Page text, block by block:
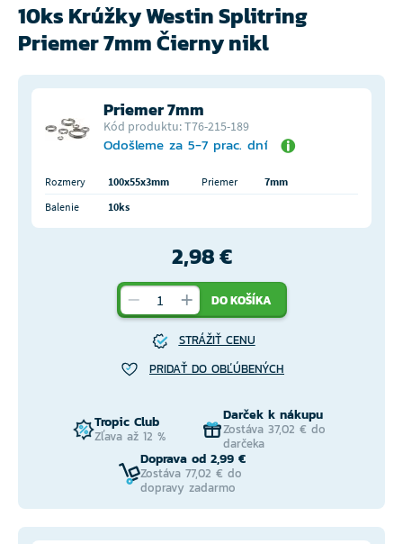
10ks Krúžky Westin Splitring
Priemer 7mm Čierny nikl
Priemer 7mm
Kód produktu: T76-215-189
Odošleme za 5-7 prac. dní
Rozmery 100x55x3mm Priemer
7mm
Balenie
10ks
2,98 €
DO KOŠÍKA
STRÁŽIŤ CENU
PRIDAŤ DO OBĽÚBENÝCH
Tropic Club
Zľava až 12 %
Darček k nákupu
Zostáva 37,02 € do
darčeka
Doprava od 2,99 €
Zostáva 77,02 € do
dopravy zadarmo